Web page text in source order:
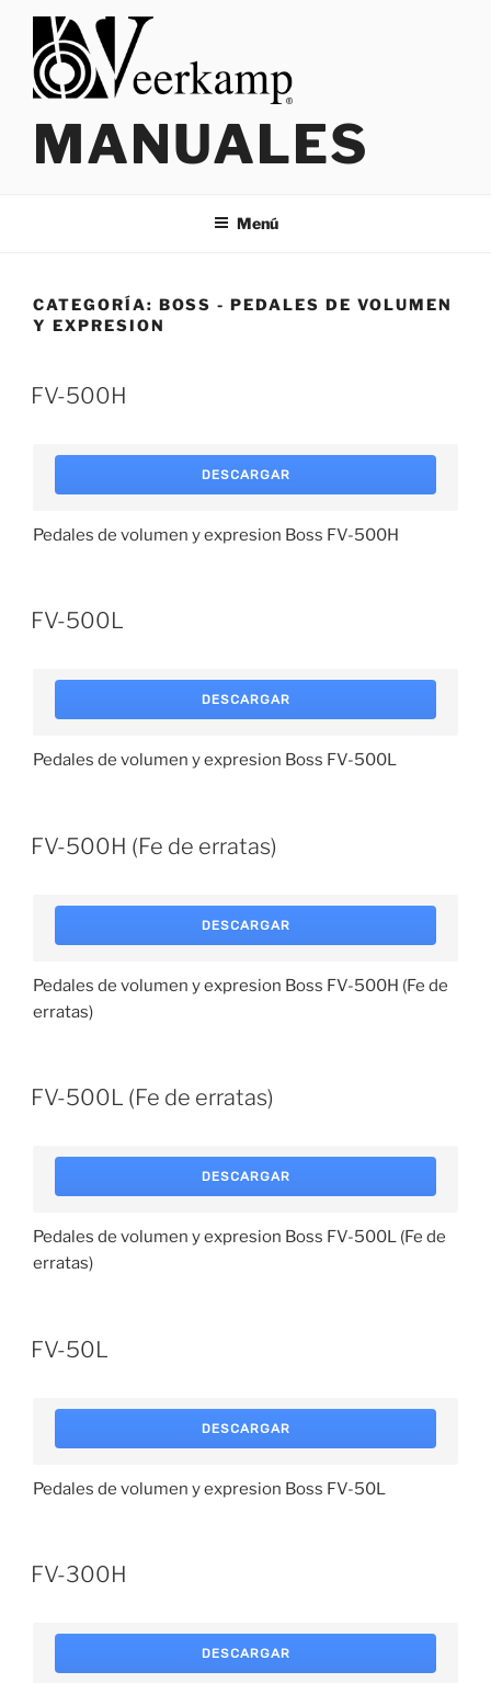
Saltar
contenido
MANUALES
Menú
CATEGORÍA: BOSS - PEDALES DE VOLUMEN
Y EXPRESION
FV-500H
DESCARGAR
Pedales de volumen y expresion Boss FV-500H
FV-500L
DESCARGAR
Pedales de volumen y expresion Boss FV-500L
FV-500H (Fe de erratas)
DESCARGAR
Pedales de volumen y expresion Boss FV-500H (Fe de
erratas)
FV-500L (Fe de erratas)
DESCARGAR
Pedales de volumen y expresion Boss FV-500L (Fe de
erratas)
FV-50L
DESCARGAR
Pedales de volumen y expresion Boss FV-50L
FV-300H
DESCARGAR